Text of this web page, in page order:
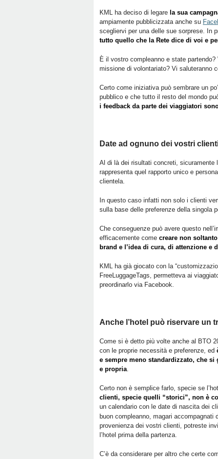
KML ha deciso di legare la sua
ampiamente pubblicizzata anche su
scegliervi per una delle sue sorprese. In
tutto quello che la Rete dice di voi e
È il vostro compleanno e state
missione di volontariato? Vi saluteranno
Certo come iniziativa può sembrare un
pubblico e che tutto il resto del mondo
i feedback da parte dei viaggiatori
Date ad ognuno dei vostri
Al di là dei risultati concreti, sicuramente
rappresenta quel rapporto unico e
clientela.
In questo caso infatti non solo i clienti
sulla base delle preferenze della singola
Che conseguenze può avere questo
efficacemente come creare non
brand e l’idea di cura, di attenzione e
KML ha già giocato con la
FreeLuggageTags, permetteva ai
preordinarlo via Facebook.
Anche l’hotel può riservare un
Come si è detto più volte anche al BTO
con le proprie necessità e preferenze, ed
e sempre meno standardizzato, che
e propria.
Certo non è semplice farlo, specie se
clienti, specie quelli “storici”, non è
un calendario con le date di nascita dei
buon compleanno, magari
provenienza dei vostri clienti, potreste
l’hotel prima della partenza.
C’è da considerare per altro che certe